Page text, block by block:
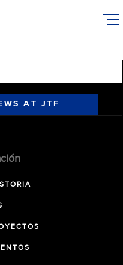
AT JTF